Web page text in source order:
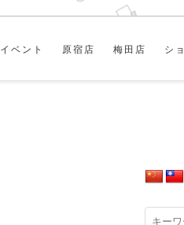
イベント 原宿店 梅田店 シ